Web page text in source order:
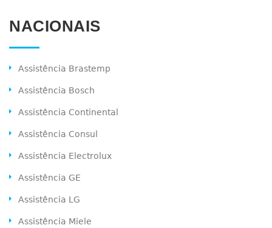
NACIONAIS
Assistência Brastemp
Assistência Bosch
Assistência Continental
Assistência Consul
Assistência Electrolux
Assistência GE
Assistência LG
Assistência Miele